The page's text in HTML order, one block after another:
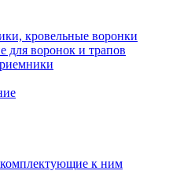
кровельные воронки
для воронок и трапов
к ним